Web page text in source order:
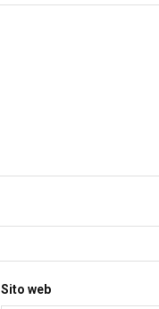
Sito web